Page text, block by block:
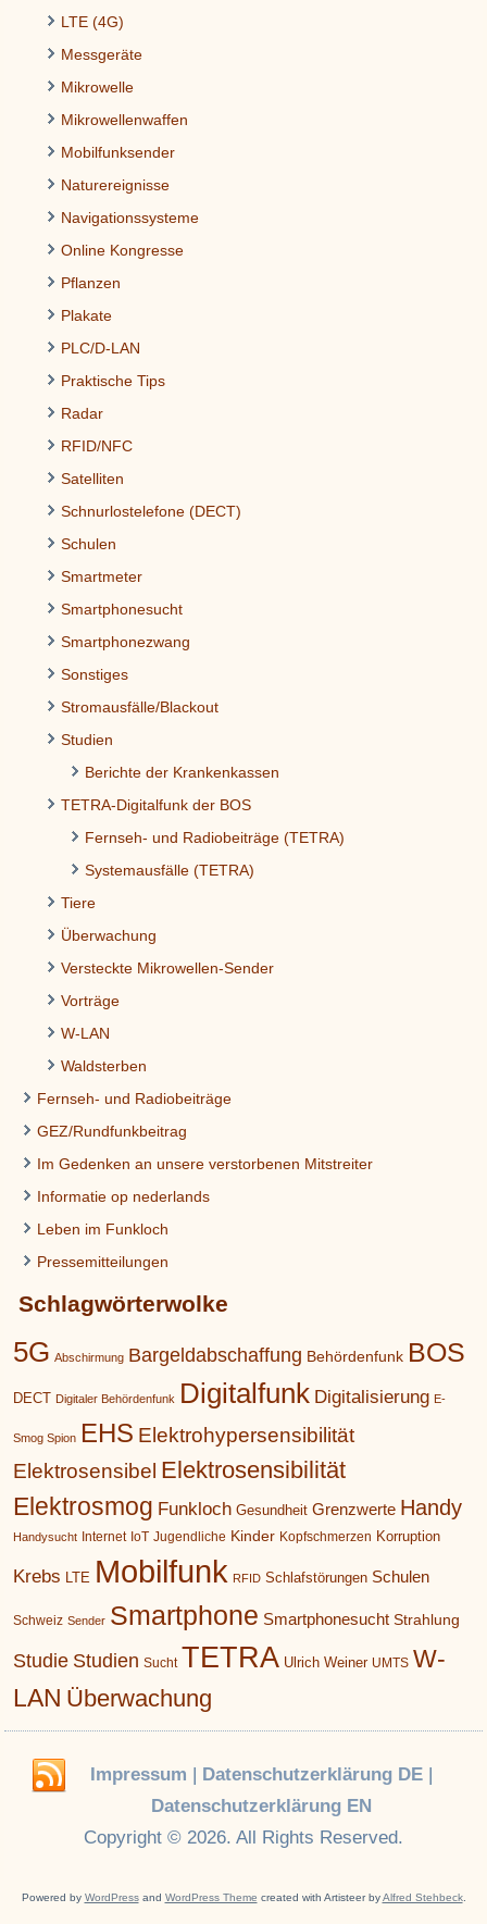
LTE (4G)
Messgeräte
Mikrowelle
Mikrowellenwaffen
Mobilfunksender
Naturereignisse
Navigationssysteme
Online Kongresse
Pflanzen
Plakate
PLC/D-LAN
Praktische Tips
Radar
RFID/NFC
Satelliten
Schnurlostelefone (DECT)
Schulen
Smartmeter
Smartphonesucht
Smartphonezwang
Sonstiges
Stromausfälle/Blackout
Studien
Berichte der Krankenkassen
TETRA-Digitalfunk der BOS
Fernseh- und Radiobeiträge (TETRA)
Systemausfälle (TETRA)
Tiere
Überwachung
Versteckte Mikrowellen-Sender
Vorträge
W-LAN
Waldsterben
Fernseh- und Radiobeiträge
GEZ/Rundfunkbeitrag
Im Gedenken an unsere verstorbenen Mitstreiter
Informatie op nederlands
Leben im Funkloch
Pressemitteilungen
Schlagwörterwolke
5G Abschirmung Bargeldabschaffung Behördenfunk BOS
DECT Digitaler Behördenfunk Digitalfunk Digitalisierung E-
Smog Spion EHS Elektrohypersensibilität
Elektrosensibel Elektrosensibilität
Elektrosmog Funkloch Gesundheit Grenzwerte Handy
Handysucht Internet IoT Jugendliche Kinder Kopfschmerzen Korruption
Krebs LTE Mobilfunk RFID Schlafstörungen Schulen
Schweiz Sender Smartphone Smartphonesucht Strahlung
Studie Studien Sucht TETRA Ulrich Weiner UMTS W-
LAN Überwachung
Impressum | Datenschutzerklärung DE|
Datenschutzerklärung EN
Copyright © 2026. All Rights Reserved.
Powered by WordPressand WordPress Theme created with Artisteer byAlfred Stehbeck.